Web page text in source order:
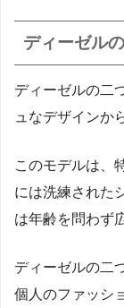
ディーゼル
ディーゼルの二
ュなデザインか
このモデルは、
には洗練された
は年齢を問わず
ディーゼルの二
個人のファッシ